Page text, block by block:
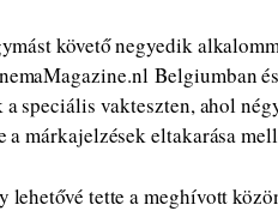
követő negyedik
Belgiumban
a speciális vakteszten, ahol
a márkajelzések eltakarása
lehetővé tette a meghívott